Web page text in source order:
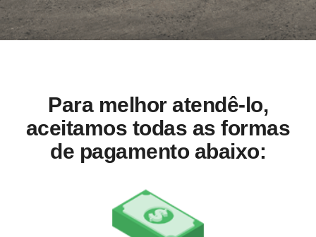
Para melhor atendê-lo,
aceitamos todas as formas
de pagamento abaixo: